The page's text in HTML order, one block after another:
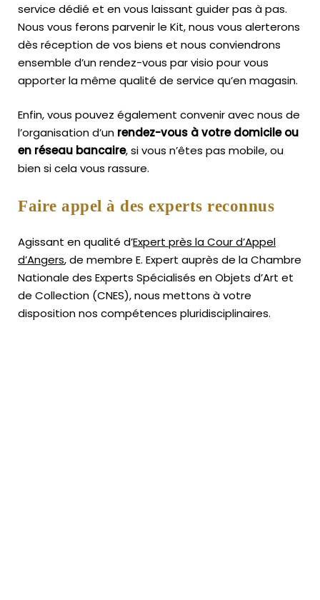
service dédié et en vous laissant guider pas à pas.
Nous vous ferons parvenir le Kit, nous vous alerterons
dès réception de vos biens et nous conviendrons
ensemble d’un rendez-vous par visio pour vous
apporter la même qualité de service qu’en magasin.
Enfin, vous pouvez également convenir avec nous de
l’organisation d’un rendez-vous à votre domicile ou
en réseau bancaire, si vous n’êtes pas mobile, ou
bien si cela vous rassure.
Faire appel à des experts reconnus
Agissant en qualité d’Expert près la Cour d’Appel
d’Angers, de membre E. Expert auprès de laChambre
Nationale des Experts Spécialisés en Objets d’Art et
de Collection (CNES),nous mettons à votre
disposition nos compétences pluridisciplinaires.